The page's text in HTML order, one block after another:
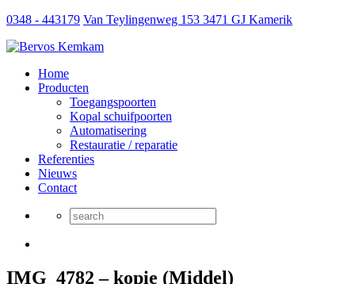
0348 - 443179 Van Teylingenweg 153 3471 GJ Kamerik
Home
Producten
Toegangspoorten
Kopal schuifpoorten
Automatisering
Restauratie / reparatie
Referenties
Nieuws
Contact
IMG_4782 – kopie (Middel)